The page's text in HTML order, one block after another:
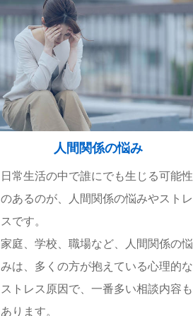
人間関係の悩み
日常生活の中で誰にでも生じる可能性
のあるのが、人間関係の悩みやストレ
スです。
家庭、学校、職場など、人間関係の悩
みは、多くの方が抱えている心理的な
ストレス原因で、一番多い相談内容も
あります。